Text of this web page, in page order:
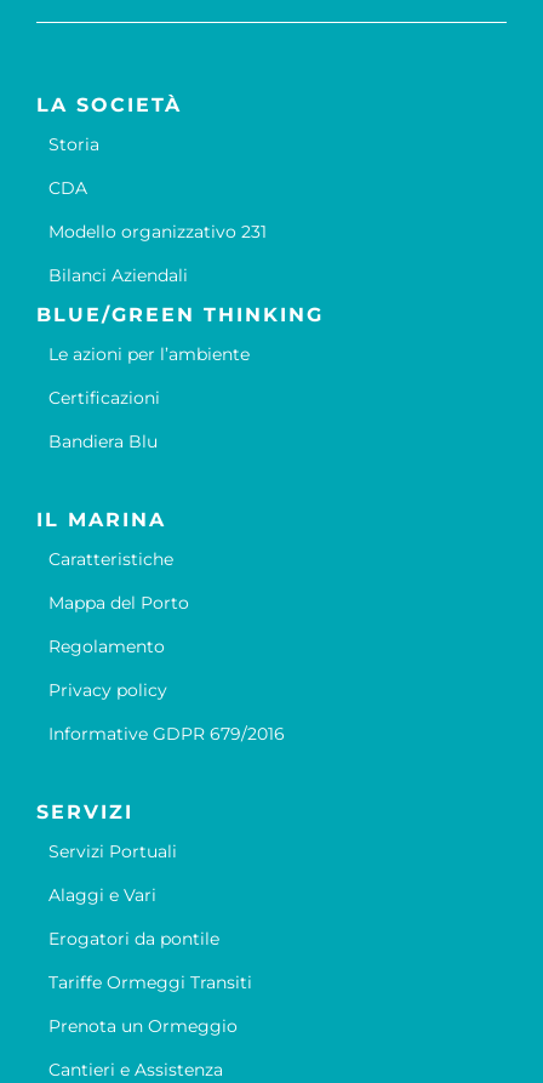
LA SOCIETÀ
Storia
CDA
Modello organizzativo 231
Bilanci Aziendali
BLUE/GREEN THINKING
Le azioni per l’ambiente
Certificazioni
Bandiera Blu
IL MARINA
Caratteristiche
Mappa del Porto
Regolamento
Privacy policy
Informative GDPR 679/2016
SERVIZI
Servizi Portuali
Alaggi e Vari
Erogatori da pontile
Tariffe Ormeggi Transiti
Prenota un Ormeggio
Cantieri e Assistenza